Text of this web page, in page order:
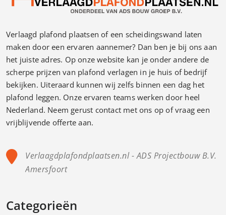
Verlaagd plafond plaatsen of een scheidingswand laten
maken door een ervaren aannemer? Dan ben je bij ons aan
het juiste adres. Op onze website kan je onder andere de
scherpe prijzen van plafond verlagen in je huis of bedrijf
bekijken. Uiteraard kunnen wij zelfs binnen een dag het
plafond leggen. Onze ervaren teams werken door heel
Nederland. Neem gerust contact met ons op of vraag een
vrijblijvende offerte aan.
Verlaagdplafondplaatsen.nl - ADS Projectbouw B.V.
Amersfoort
Categorieën